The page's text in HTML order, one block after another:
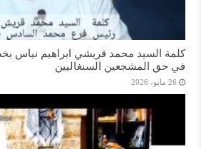
كلمة السيد محمد قريشي ابراهيم نياس
في حق المشجعين السنغاليين
26 مايو، 2026